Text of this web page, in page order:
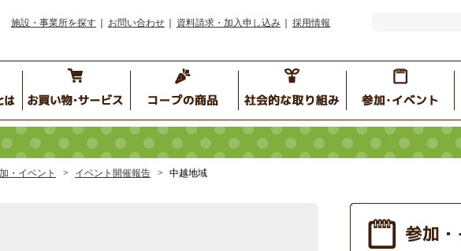
施設・事業所を探す お問い合わせ 資料請求・加入申し込み 採用情報
・イベント イベント開催報告 中越地域